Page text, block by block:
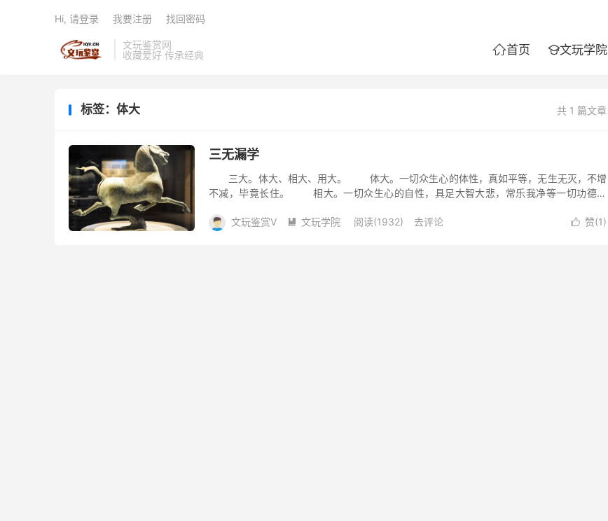
文玩鉴赏网
收藏爱好 传承经典
首页 文玩学院
Hi, 请登录 我要注册 找回密码
共 1 篇文章
标签：体大
三无漏学
三大。体大、相大、用大。 体大。一切众生心的体性，真如平等，无生无灭，不增
不减，毕竟长住。 相大。一切众生心的自性，具足大智大悲，常乐我净等一切功德。
 赞(1)
文玩鉴赏V  文玩学院 阅读(1932) 去评论